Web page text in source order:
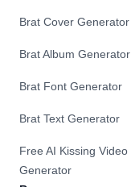
Brat Cover Generator
Brat Album Generator
Brat Font Generator
Brat Text Generator
Free AI Kissing Video
Generator